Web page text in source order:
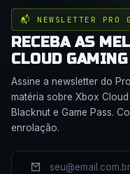
📬 NEWSLETTER PRO
RECEBA AS
CLOUD GAMING
Assine a newsletter do
matéria sobre Xbox
Blacknut e Game Pass.
enrolação.